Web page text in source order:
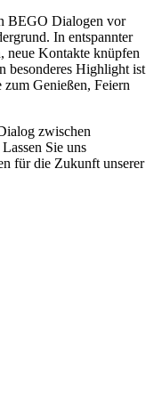
BEGO Dialogen vor
In entspannter
neue Kontakte knüpfen
besonderes Highlight ist
zum Genießen, Feiern
zwischen
Sie uns
für die Zukunft unserer